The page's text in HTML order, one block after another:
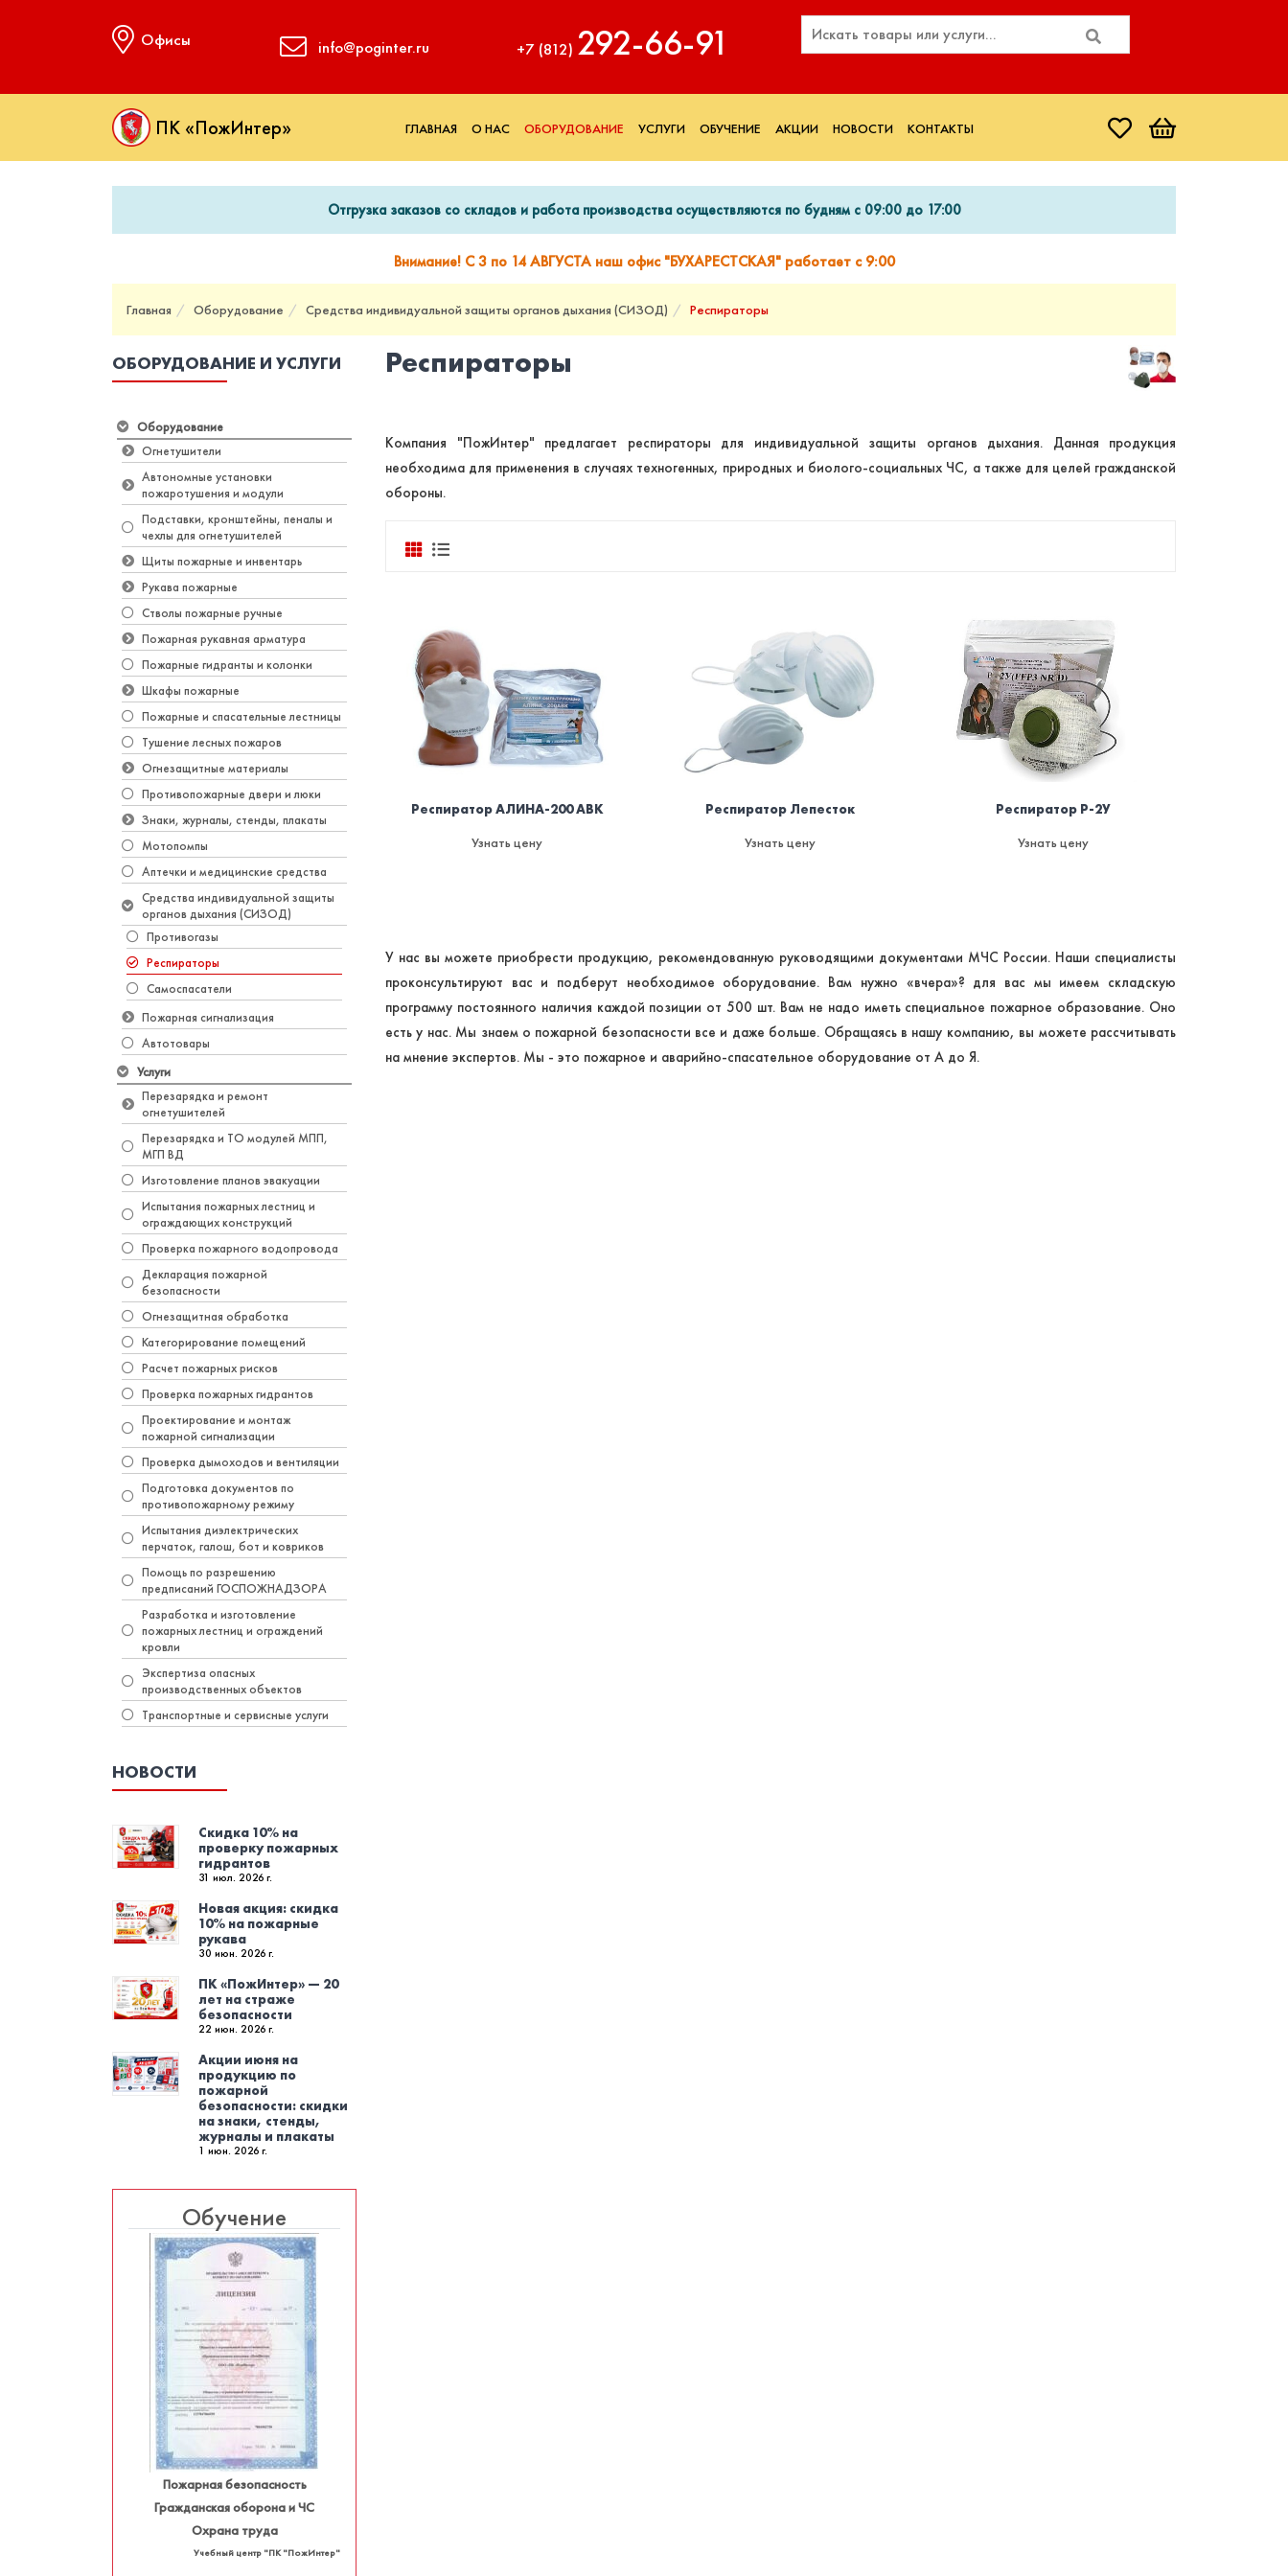
Офисы info@poginter.ru +7 (812) 292‑66‑91
ПК «ПожИнтер» ГЛАВНАЯ О НАС ОБОРУДОВАНИЕ УСЛУГИ ОБУЧЕНИЕ АКЦИИ НОВОСТИ КОНТАКТЫ
Отгрузка заказов со складов и работа производства осуществляются по будням с 09:00 до 17:00
Внимание! С 3 по 14 АВГУСТА наш офис "БУХАРЕСТСКАЯ" работает с 9:00
Главная Оборудование Средства индивидуальной защиты органов дыхания (СИЗОД) Респираторы
ОБОРУДОВАНИЕ И УСЛУГИ
Оборудование
Огнетушители
Автономные установки
пожаротушения и модули
Подставки, кронштейны, пеналы и
чехлы для огнетушителей
Щиты пожарные и инвентарь
Рукава пожарные
Стволы пожарные ручные
Пожарная рукавная арматура
Пожарные гидранты и колонки
Шкафы пожарные
Пожарные и спасательные лестницы
Тушение лесных пожаров
Огнезащитные материалы
Противопожарные двери и люки
Знаки, журналы, стенды, плакаты
Мотопомпы
Аптечки и медицинские средства
Средства индивидуальной защиты
органов дыхания (СИЗОД)
Противогазы
Респираторы
Самоспасатели
Пожарная сигнализация
Автотовары
Услуги
Перезарядка и ремонт
огнетушителей
Перезарядка и ТО модулей МПП,
МГП ВД
Изготовление планов эвакуации
Испытания пожарных лестниц и
ограждающих конструкций
Проверка пожарного водопровода
Декларация пожарной
безопасности
Огнезащитная обработка
Категорирование помещений
Расчет пожарных рисков
Проверка пожарных гидрантов
Проектирование и монтаж
пожарной сигнализации
Проверка дымоходов и вентиляции
Подготовка документов по
противопожарному режиму
Испытания диэлектрических
перчаток, галош, бот и ковриков
Помощь по разрешению
предписаний ГОСПОЖНАДЗОРА
Разработка и изготовление
пожарных лестниц и ограждений
кровли
Экспертиза опасных
производственных объектов
Транспортные и сервисные услуги
НОВОСТИ
Скидка 10% на
проверку пожарных
гидрантов
31 июл. 2026 г.
Новая акция: скидка
10% на пожарные
рукава
30 июн. 2026 г.
ПК «ПожИнтер» — 20
лет на страже
безопасности
22 июн. 2026 г.
Акции июня на
продукцию по
пожарной
безопасности: скидки
на знаки, стенды,
журналы и плакаты
1 июн. 2026 г.
Обучение
Пожарная безопасность
Гражданская оборона и ЧС
Охрана труда
Учебный центр "ПК "ПожИнтер"
Респираторы
Компания "ПожИнтер" предлагает респираторы для индивидуальной защиты органов дыхания. Данная продукция
необходима для применения в случаях техногенных, природных и биолого-социальных ЧС, а также для целей гражданской
обороны.
Респиратор АЛИНА-200 АВК
Узнать цену
Респиратор Лепесток
Узнать цену
Респиратор Р-2У
Узнать цену
У нас вы можете приобрести продукцию, рекомендованную руководящими документами МЧС России. Наши специалисты
проконсультируют вас и подберут необходимое оборудование. Вам нужно «вчера»? для вас мы имеем складскую
программу постоянного наличия каждой позиции от 500 шт. Вам не надо иметь специальное пожарное образование. Оно
есть у нас. Мы знаем о пожарной безопасности все и даже больше. Обращаясь в нашу компанию, вы можете рассчитывать
на мнение экспертов. Мы - это пожарное и аварийно-спасательное оборудование от А до Я.